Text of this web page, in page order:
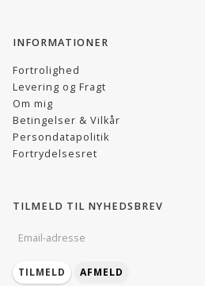
INFORMATIONER
Fortrolighed
Levering og Fragt
Om mig
Betingelser & Vilkår
Persondatapolitik
Fortrydelsesret
TILMELD TIL NYHEDSBREV
EMAIL-
ADRESSE
TILMELD
AFMELD